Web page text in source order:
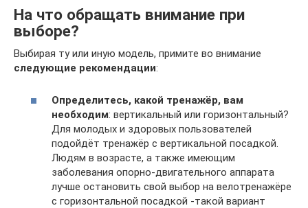
На что обращать внимание при
выборе?
Выбирая ту или иную модель, примите во внимание
следующие рекомендации:
Определитесь, какой тренажёр, вам
необходим: вертикальный или горизонтальный?
Для молодых и здоровых пользователей
подойдёт тренажёр с вертикальной посадкой.
Людям в возрасте, а также имеющим
заболевания опорно-двигательного аппарата
лучше остановить свой выбор на велотренажёре
с горизонтальной посадкой -такой вариант